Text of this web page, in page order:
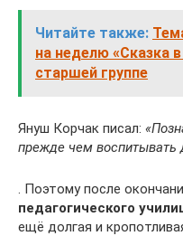
Читайте также:
на неделю «Сказка
старшей группе
Януш Корчак писал:
прежде чем воспитывать
. Поэтому после
педагогического
ещё долгая и